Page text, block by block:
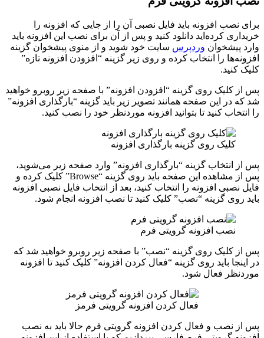
برای نصب افزونه باید فایل نصبی آن را از جایی که افزونه را
خریداری کرده‌اید دانلود کنید و پس از آن برای نصب این افزونه باید
وارد پیشخوان وردپرس سایت خود شوید و از منوی پیشخوان گزینه
افزونه‌ها را انتخاب کرده و روی زیر گزینه “افزودن افزونه تازه”
کلیک کنید.
پس از کلیک روی گزینه “افزودن افزونه” با صفحه زیر روبرو خواهید
شد که در این صفحه همانند تصویر زیر باید گزینه “بارگذاری افزونه”
را انتخاب کنید تا بتوانید افزونه موردنظر خود را نصب کنید.
کلیک روی گزینه بارگذاری افزونه
پس از انتخاب گزینه “بارگذاری افزونه” وارد صفحه زیر می‌شوید،
پس از مشاهده این صفحه باید روی گزینه “Browse” کلیک کرده و
فایل نصبی افزونه را انتخاب کنید، بعد از انتخاب فایل نصبی افزونه
باید روی گزینه “نصب” کلیک کنید تا نصب افزونه انجام شود.
نصب افزونه گرویتی فرم
پس از کلیک روی گزینه “نصب” با صفحه زیر روبرو خواهید شد که
در اینجا باید روی گزینه “فعال کردن افزونه” کلیک کنید تا افزونه
موردنظر فعال شود.
فعال کردن افزونه گرویتی فرمز
پس از نصب و فعال کردن افزونه گرویتی فرم حالا باید به نصب